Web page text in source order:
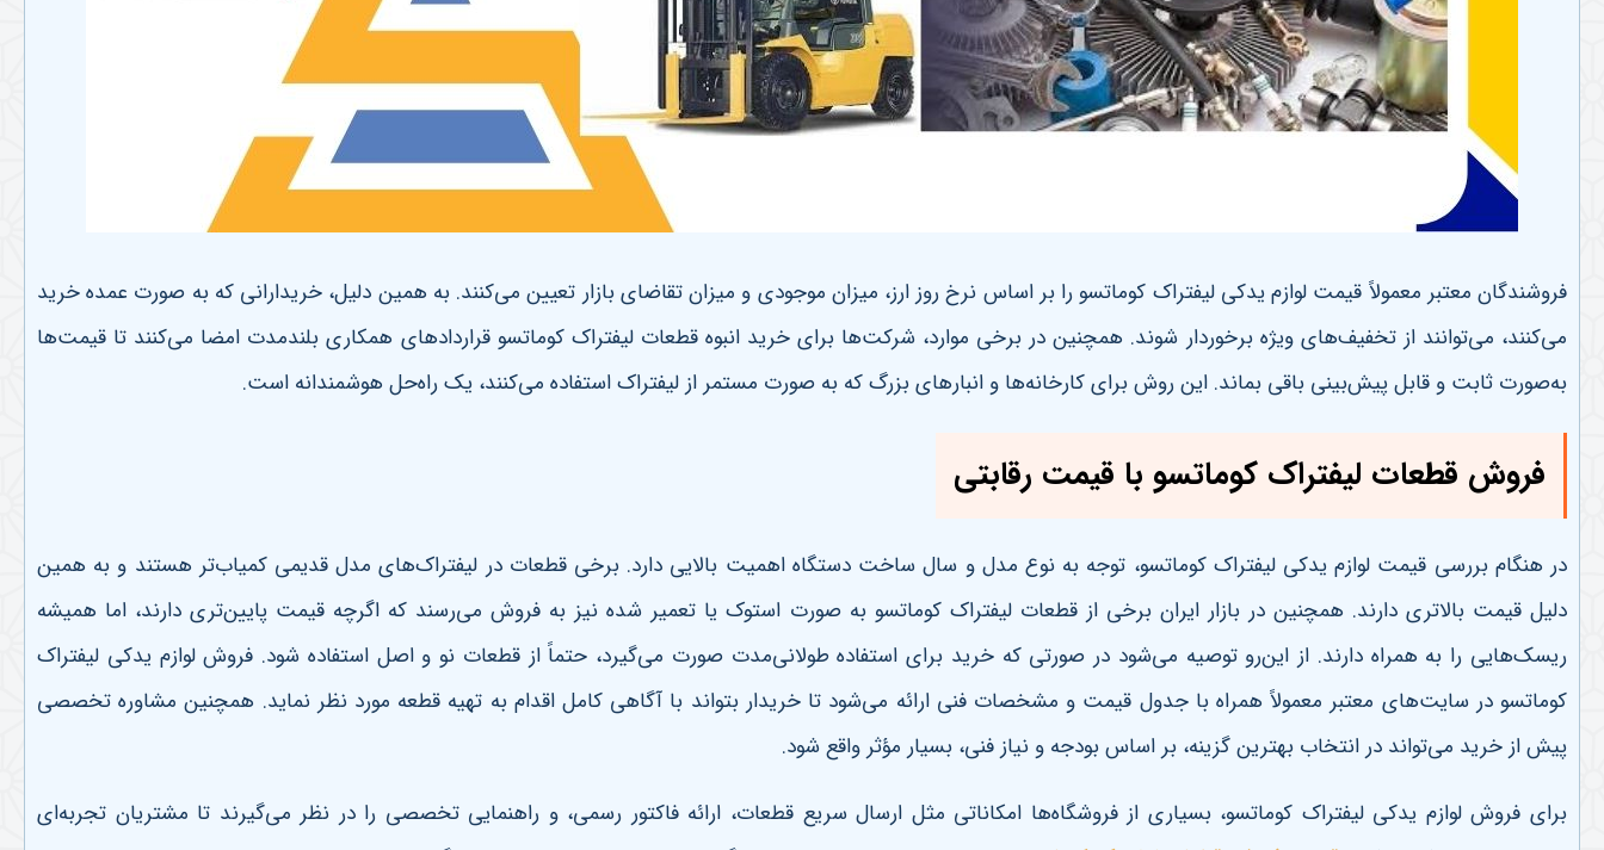
فروشندگان معتبر معمولاً قیمت لوازم یدکی لیفتراک کوماتسو را بر اساس نرخ روز ارز، میزان موجودی و میزان تقاضای بازار تعیین می‌کنند. به همین دلیل، خریدارانی که به صورت عمده خرید
می‌کنند، می‌توانند از تخفیف‌های ویژه برخوردار شوند. همچنین در برخی موارد، شرکت‌ها برای خرید انبوه قطعات لیفتراک کوماتسو قراردادهای همکاری بلندمدت امضا می‌کنند تا قیمت‌ها
به‌صورت ثابت و قابل پیش‌بینی باقی بماند. این روش برای کارخانه‌ها و انبارهای بزرگ که به صورت مستمر از لیفتراک استفاده می‌کنند، یک راه‌حل هوشمندانه است.
فروش قطعات لیفتراک کوماتسو با قیمت رقابتی
در هنگام بررسی قیمت لوازم یدکی لیفتراک کوماتسو، توجه به نوع مدل و سال ساخت دستگاه اهمیت بالایی دارد. برخی قطعات در لیفتراک‌های مدل قدیمی کمیاب‌تر هستند و به همین
دلیل قیمت بالاتری دارند. همچنین در بازار ایران برخی از قطعات لیفتراک کوماتسو به صورت استوک یا تعمیر شده نیز به فروش می‌رسند که اگرچه قیمت پایین‌تری دارند، اما همیشه
ریسک‌هایی را به همراه دارند. از این‌رو توصیه می‌شود در صورتی که خرید برای استفاده طولانی‌مدت صورت می‌گیرد، حتماً از قطعات نو و اصل استفاده شود. فروش لوازم یدکی لیفتراک
کوماتسو در سایت‌های معتبر معمولاً همراه با جدول قیمت و مشخصات فنی ارائه می‌شود تا خریدار بتواند با آگاهی کامل اقدام به تهیه قطعه مورد نظر نماید. همچنین مشاوره تخصصی
پیش از خرید می‌تواند در انتخاب بهترین گزینه، بر اساس بودجه و نیاز فنی، بسیار مؤثر واقع شود.
برای فروش لوازم یدکی لیفتراک کوماتسو، بسیاری از فروشگاه‌ها امکاناتی مثل ارسال سریع قطعات، ارائه فاکتور رسمی، و راهنمایی تخصصی را در نظر می‌گیرند تا مشتریان تجربه‌ای